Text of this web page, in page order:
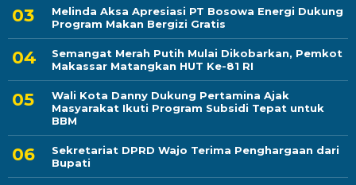
Melinda Aksa Apresiasi PT Bosowa Energi Dukung
Program Makan Bergizi Gratis
Semangat Merah Putih Mulai Dikobarkan, Pemkot
Makassar Matangkan HUT Ke-81 RI
Wali Kota Danny Dukung Pertamina Ajak
Masyarakat Ikuti Program Subsidi Tepat untuk
BBM
Sekretariat DPRD Wajo Terima Penghargaan dari
Bupati